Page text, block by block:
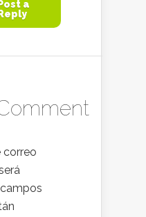
Post a
Reply
correo